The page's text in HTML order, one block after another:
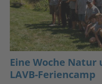
Eine Woche
LAVB-Feriencamp